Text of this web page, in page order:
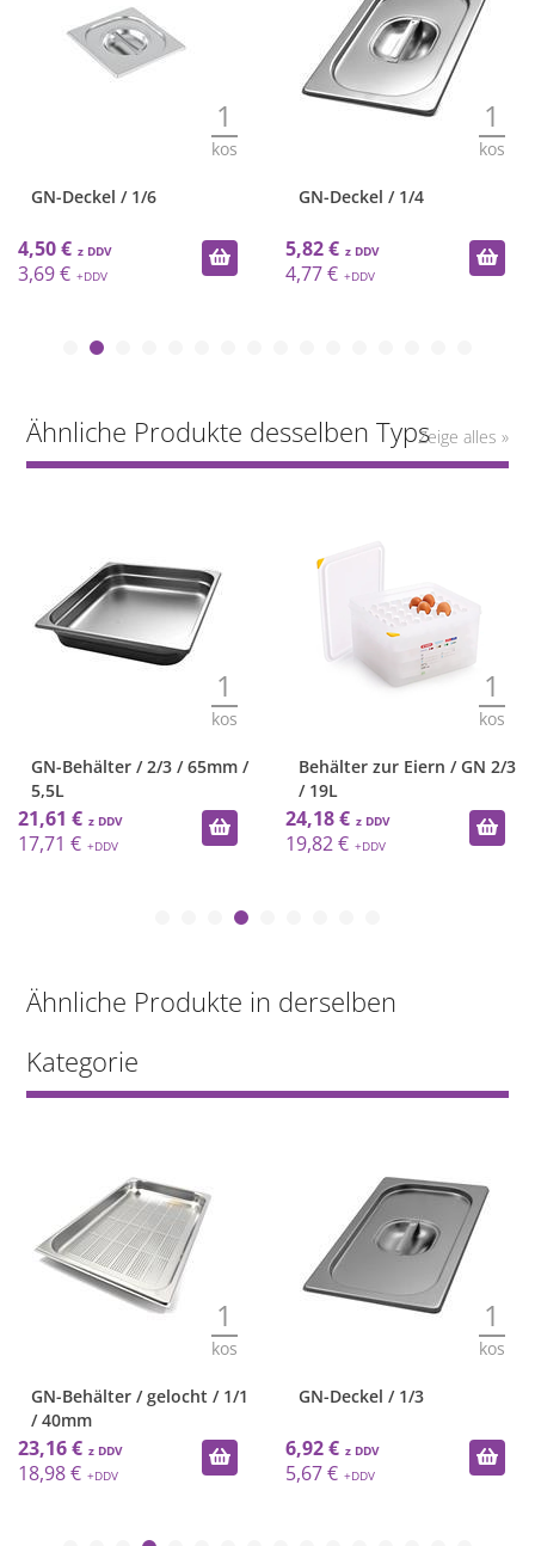
1
kos
GN-Deckel / 1/6
4,50 €
3,69 €
1
kos
GN-Deckel / 1/4
5,82 €
4,77 €
Ähnliche Produkte desselben TypsZeige alles »
1
kos
GN-Behälter / 2/3 / 65mm /
5,5L
21,61 €
17,71 €
1
kos
Behälter zur Eiern / GN 2/3
/ 19L
24,18 €
19,82 €
Ähnliche Produkte in derselben
Kategorie
1
kos
GN-Behälter / gelocht / 1/1
/ 40mm
23,16 €
18,98 €
1
kos
GN-Deckel / 1/3
6,92 €
5,67 €